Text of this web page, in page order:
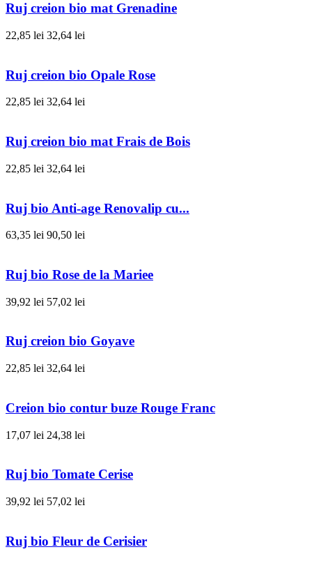
Ruj creion bio mat Grenadine
22,85 lei 32,64 lei
Ruj creion bio Opale Rose
22,85 lei 32,64 lei
Ruj creion bio mat Frais de Bois
22,85 lei 32,64 lei
Ruj bio Anti-age Renovalip cu...
63,35 lei 90,50 lei
Ruj bio Rose de la Mariee
39,92 lei 57,02 lei
Ruj creion bio Goyave
22,85 lei 32,64 lei
Creion bio contur buze Rouge Franc
17,07 lei 24,38 lei
Ruj bio Tomate Cerise
39,92 lei 57,02 lei
Ruj bio Fleur de Cerisier